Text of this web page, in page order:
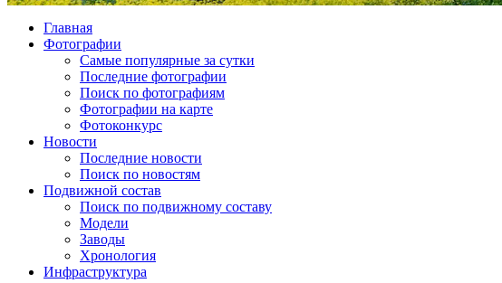
Главная
Фотографии
Cамые популярные за сутки
Последние фотографии
Поиск по фотографиям
Фотографии на карте
Фотоконкурс
Новости
Последние новости
Поиск по новостям
Подвижной состав
Поиск по подвижному составу
Модели
Заводы
Хронология
Инфраструктура